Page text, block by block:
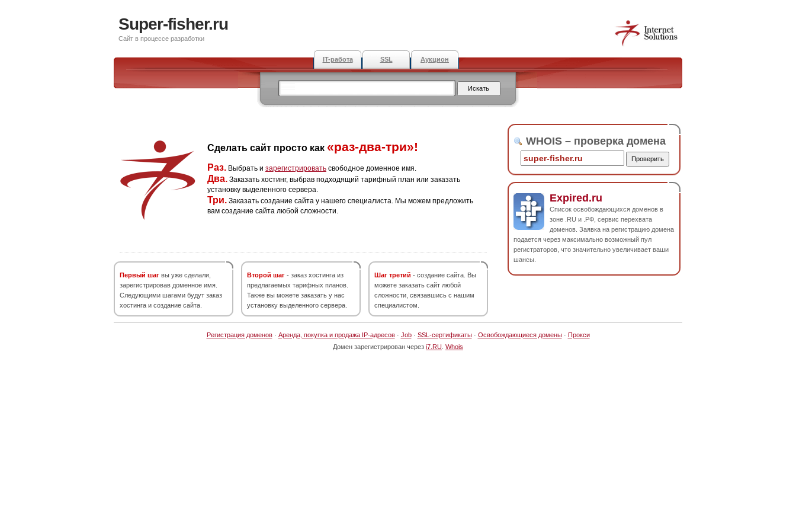
Super-fisher.ru
Сайт в процессе разработки
IT-работа SSL Аукцион
Сделать сайт просто как «раз-два-три»!
Раз. Выбрать и зарегистрировать свободное доменное имя.
Два. Заказать хостинг, выбрав подходящий тарифный план или заказать
установку выделенного сервера.
Три. Заказать создание сайта у нашего специалиста. Мы можем предложить
вам создание сайта любой сложности.
Первый шаг вы уже сделали,
зарегистрировав доменное имя.
Следующими шагами будут заказ
хостинга и создание сайта.
Второй шаг - заказ хостинга из
предлагаемых тарифных планов.
Также вы можете заказать у нас
установку выделенного сервера.
Шаг третий - создание сайта. Вы
можете заказать сайт любой
сложности, связавшись с нашим
специалистом.
WHOIS – проверка домена
Expired.ru
Список освобождающихся доменов в
зоне .RU и .РФ, сервис перехвата
доменов. Заявка на регистрацию домена
подается через максимально возможный пул
регистраторов, что значительно увеличивает ваши
шансы.
Регистрация доменов· Аренда, покупка и продажа IP-адресов· Job· SSL-сертификаты· Освобождающиеся домены· Прокси
Домен зарегистрирован через i7.RU Whois